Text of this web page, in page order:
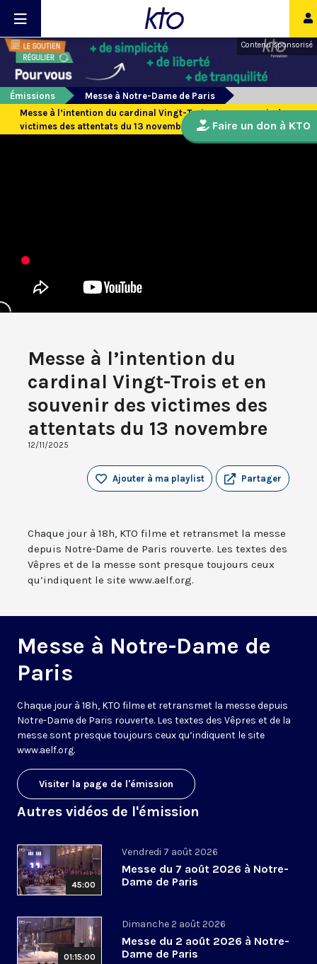
Contenu sponsorisé
Émissions
Messe à Notre-Dame de Paris
Messe à l’intention du cardinal Vingt-Trois et en souvenir des
victimes des attentats du 13 novembre
Messe à l’intention du
cardinal Vingt-Trois et en
souvenir des victimes des
attentats du 13 novembre
12/11/2025
Partager
Ajouter à ma playlist
Chaque jour à 18h, KTO filme et retransmet la messe
depuis Notre-Dame de Paris rouverte. Les textes des
Vêpres et de la messe sont presque toujours ceux
qu’indiquent le site www.aelf.org.
Messe à Notre-Dame de
Paris
Chaque jour à 18h, KTO filme et retransmet la messe depuis
Notre-Dame de Paris rouverte. Les textes des Vêpres et de la
messe sont presque toujours ceux qu’indiquent le site
www.aelf.org.
Visiter la page de l'émission
Autres vidéos de l'émission
45:00
Vendredi 7 août 2026
Messe du 7 août 2026 à Notre-
Dame de Paris
01:15:00
Dimanche 2 août 2026
Messe du 2 août 2026 à Notre-
Dame de Paris
Faire un don à KTO